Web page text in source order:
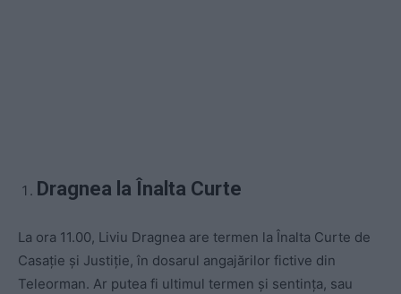
Dragnea la Înalta Curte
La ora 11.00, Liviu Dragnea are termen la Înalta Curte de
Casație și Justiție, în dosarul angajărilor fictive din
Teleorman. Ar putea fi ultimul termen și sentința, sau